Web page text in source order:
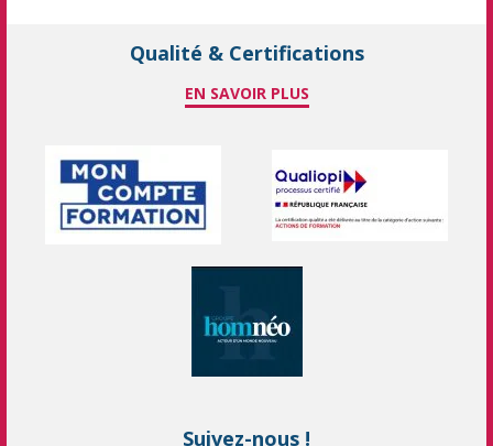
Qualité & Certifications
EN SAVOIR PLUS
Suivez-nous !